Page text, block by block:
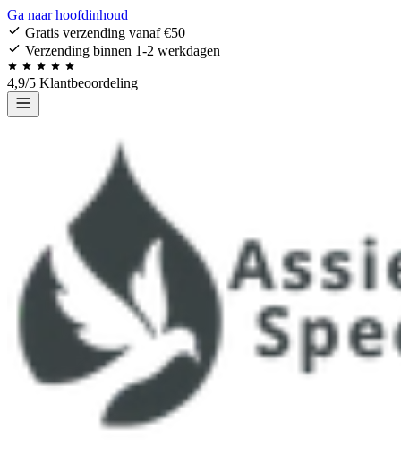
Ga naar hoofdinhoud
Gratis verzending vanaf €50
Verzending binnen 1-2 werkdagen
4,9/5 Klantbeoordeling